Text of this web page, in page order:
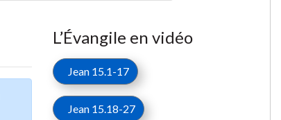
L’Évangile en vidéo
Jean 15.1-17
Jean 15.18-27